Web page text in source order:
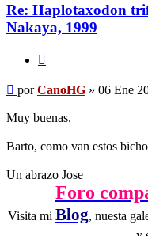
Re: Haplotaxodon
Nakaya, 1999
Mensaje
porCanoHG » 06 Ene
Muy buenas.
Barto, como van estos
Un abrazo Jose
Foro
Visita mi Blog, nuesta